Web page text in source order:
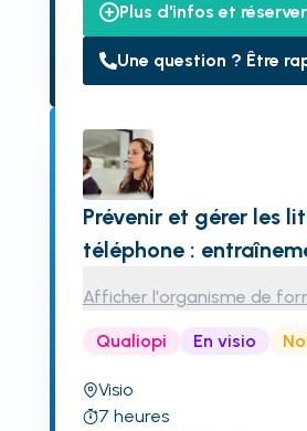
Plus d'infos et réserver
Une question ? Être
Prévenir et gérer les
téléphone :
Afficher l'organisme de
Qualiopi En visio
Visio
7 heures